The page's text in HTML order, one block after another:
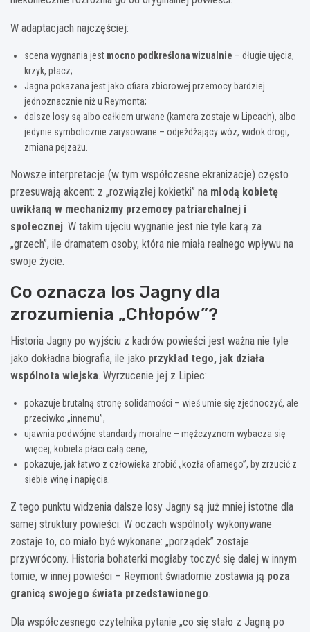
W adaptacjach najczęściej:
scena wygnania jest mocno podkreślona wizualnie – długie ujęcia,
krzyk, płacz;
Jagna pokazana jest jako ofiara zbiorowej przemocy bardziej
jednoznacznie niż u Reymonta;
dalsze losy są albo całkiem urwane (kamera zostaje w Lipcach), albo
jedynie symbolicznie zarysowane – odjeżdżający wóz, widok drogi,
zmiana pejzażu.
Nowsze interpretacje (w tym współczesne ekranizacje) często
przesuwają akcent: z „rozwiązłej kokietki” na młodą kobietę
uwikłaną w mechanizmy przemocy patriarchalnej i
społecznej. W takim ujęciu wygnanie jest nie tyle karą za
„grzech”, ile dramatem osoby, która nie miała realnego wpływu na
swoje życie.
Co oznacza los Jagny dla
zrozumienia „Chłopów”?
Historia Jagny po wyjściu z kadrów powieści jest ważna nie tyle
jako dokładna biografia, ile jako przykład tego, jak działa
wspólnota wiejska. Wyrzucenie jej z Lipiec:
pokazuje brutalną stronę solidarności – wieś umie się zjednoczyć, ale
przeciwko „innemu”,
ujawnia podwójne standardy moralne – mężczyznom wybacza się
więcej, kobieta płaci całą cenę,
pokazuje, jak łatwo z człowieka zrobić „kozła ofiarnego”, by zrzucić z
siebie winę i napięcia.
Z tego punktu widzenia dalsze losy Jagny są już mniej istotne dla
samej struktury powieści. W oczach wspólnoty wykonywane
zostaje to, co miało być wykonane: „porządek” zostaje
przywrócony. Historia bohaterki mogłaby toczyć się dalej w innym
tomie, w innej powieści – Reymont świadomie zostawia ją poza
granicą swojego świata przedstawionego.
Dla współczesnego czytelnika pytanie „co się stało z Jagną po